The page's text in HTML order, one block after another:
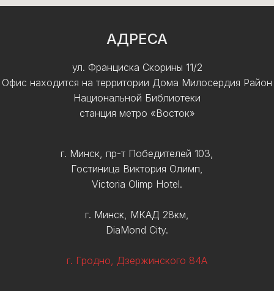
АДРЕСА
ул. Франциска Скорины 11/2
Офис находится на территории Дома Милосердия Район
Национальной Библиотеки
станция метро «Восток»
г. Минск, пр-т Победителей 103,
Гостиница Виктория Олимп,
Victoria Olimp Hotel.
г. Минск, МКАД 28км,
DiaMond City.
г. Гродно, Дзержинского 84А